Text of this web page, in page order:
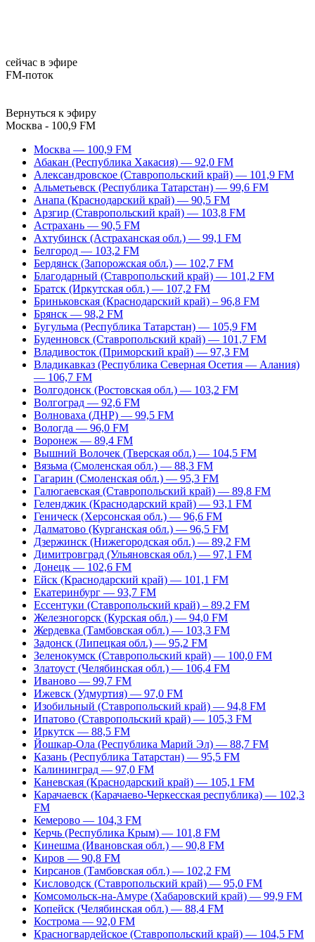
сейчас в эфире
FM-поток
Вернуться к эфиру
Москва - 100,9 FM
Москва — 100,9 FM
Абакан (Республика Хакасия) — 92,0 FM
Александровское (Ставропольский край) — 101,9 FM
Альметьевск (Республика Татарстан) — 99,6 FM
Анапа (Краснодарский край) — 90,5 FM
Арзгир (Ставропольский край) — 103,8 FM
Астрахань — 90,5 FM
Ахтубинск (Астраханская обл.) — 99,1 FM
Белгород — 103,2 FM
Бердянск (Запорожская обл.) — 102,7 FM
Благодарный (Ставропольский край) — 101,2 FM
Братск (Иркутская обл.) — 107,2 FM
Бриньковская (Краснодарский край) – 96,8 FM
Брянск — 98,2 FM
Бугульма (Республика Татарстан) — 105,9 FM
Буденновск (Ставропольский край) — 101,7 FM
Владивосток (Приморский край) — 97,3 FM
Владикавказ (Республика Северная Осетия — Алания)
— 106,7 FM
Волгодонск (Ростовская обл.) — 103,2 FM
Волгоград — 92,6 FM
Волноваха (ДНР) — 99,5 FM
Вологда — 96,0 FM
Воронеж — 89,4 FM
Вышний Волочек (Тверская обл.) — 104,5 FM
Вязьма (Смоленская обл.) — 88,3 FM
Гагарин (Смоленская обл.) — 95,3 FM
Галюгаевская (Ставропольский край) — 89,8 FM
Геленджик (Краснодарский край) — 93,1 FM
Геническ (Херсонская обл.) — 96,6 FM
Далматово (Курганская обл.) — 96,5 FM
Дзержинск (Нижегородская обл.) — 89,2 FM
Димитровград (Ульяновская обл.) — 97,1 FM
Донецк — 102,6 FM
Ейск (Краснодарский край) — 101,1 FM
Екатеринбург — 93,7 FM
Ессентуки (Ставропольский край) – 89,2 FM
Железногорск (Курская обл.) — 94,0 FM
Жердевка (Тамбовская обл.) — 103,3 FM
Задонск (Липецкая обл.) — 95,2 FM
Зеленокумск (Ставропольский край) — 100,0 FM
Златоуст (Челябинская обл.) — 106,4 FM
Иваново — 99,7 FM
Ижевск (Удмуртия) — 97,0 FM
Изобильный (Ставропольский край) — 94,8 FM
Ипатово (Ставропольский край) — 105,3 FM
Иркутск — 88,5 FM
Йошкар-Ола (Республика Марий Эл) — 88,7 FM
Казань (Республика Татарстан) — 95,5 FM
Калининград — 97,0 FM
Каневская (Краснодарский край) — 105,1 FM
Карачаевск (Карачаево-Черкесская республика) — 102,3
FM
Кемерово — 104,3 FM
Керчь (Республика Крым) — 101,8 FM
Кинешма (Ивановская обл.) — 90,8 FM
Киров — 90,8 FM
Кирсанов (Тамбовская обл.) — 102,2 FM
Кисловодск (Ставропольский край) — 95,0 FM
Комсомольск-на-Амуре (Хабаровский край) — 99,9 FM
Копейск (Челябинская обл.) — 88,4 FM
Кострома — 92,0 FM
Красногвардейское (Ставропольский край) — 104,5 FM